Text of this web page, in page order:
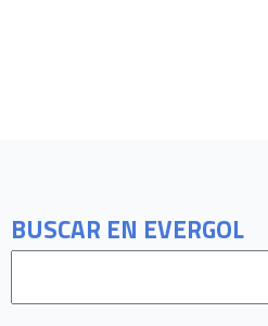
BUSCAR EN EVERGOL